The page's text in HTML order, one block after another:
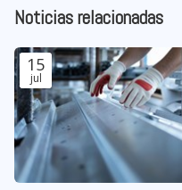
Noticias relacionadas
15
jul